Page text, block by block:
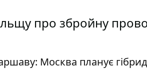
про збройну
Москва планує